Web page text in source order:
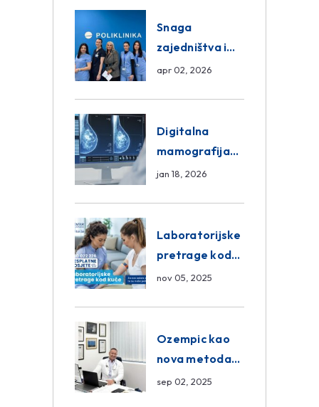
Snaga
zajedništva i
razmjena
Group
apr 02, 2026
Digitalna
mamografija
Sarajevo –
Centar
Poliklinika
jan 18, 2026
Laboratorijske
pretrage kod
kuće – novo u
Poliklinici
nov 05, 2025
Ozempic kao
nova metoda
mršavljenja: da
sep 02, 2025